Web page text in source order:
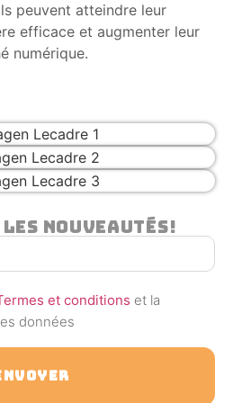
peuvent atteindre leur
efficace et augmenter leur
numérique.
Nouveautés!
et conditions et la
données